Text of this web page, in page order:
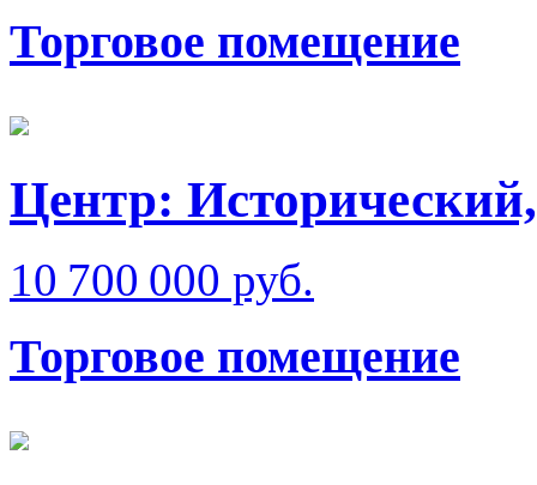
Торговое помещение
Центр:
10 700 000 руб.
Торговое помещение